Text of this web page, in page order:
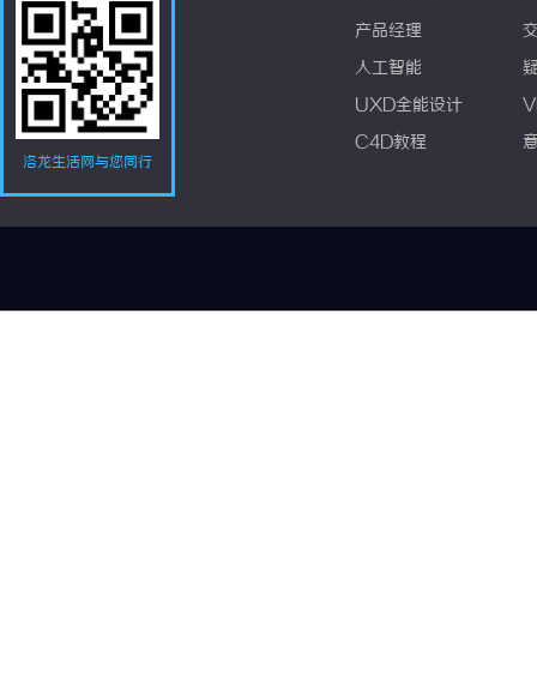
洛龙生活网与您同行
产品经理
人工智能
UXD全能设计
C4D教程